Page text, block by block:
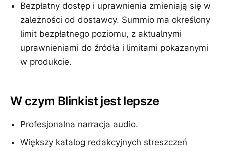
Bezpłatny dostęp i uprawnienia zmieniają się w
zależności od dostawcy. Summio ma określony
limit bezpłatnego poziomu, z aktualnymi
uprawnieniami do źródła i limitami pokazanymi
w produkcie.
W czym Blinkist jest lepsze
Profesjonalna narracja audio.
Większy katalog redakcyjnych streszczeń